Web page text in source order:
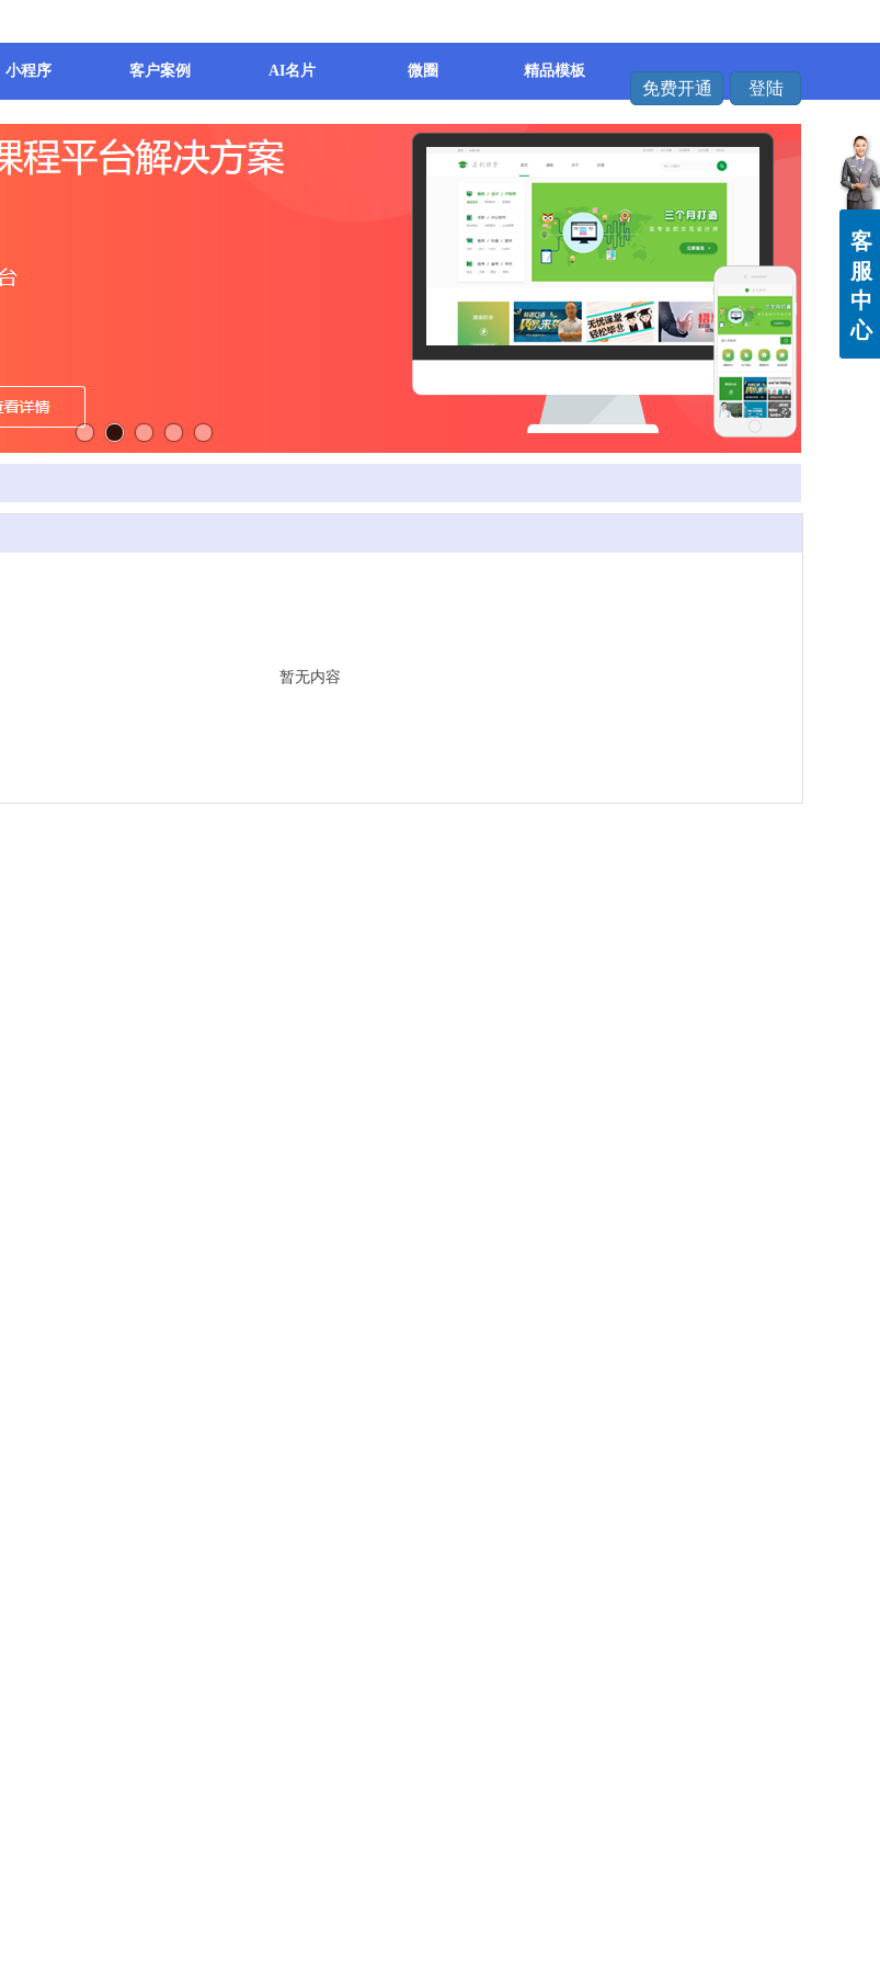
免费开通 登陆
小程序 客户案例 AI名片 微圈 精品模板
暂无内容
客
服
中
心